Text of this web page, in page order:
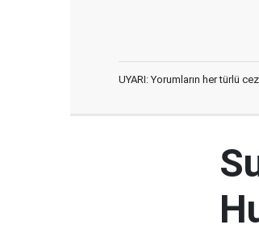
UYARI: Yorumların her türlü